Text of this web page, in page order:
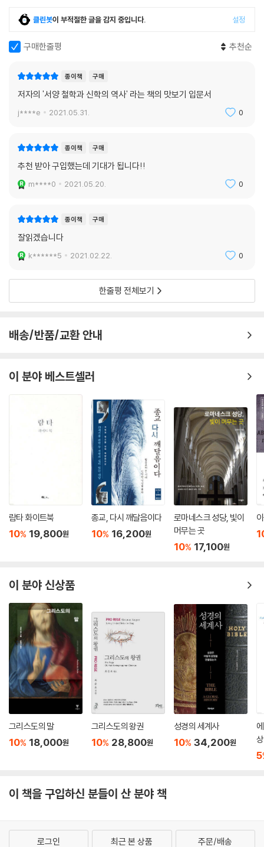
다. 이런 점에서 이 책을 적극 추천한다.
- 번 포이트리스 (웨스트민스터 신학교 신약학·성경해석학 교수)
이 책에서 존 프레임은 온전히 성경에 토대를 둔 세계관에 입각해서 일곱
도인들이 그리스도의 마음을 좇아 철학적 사유에 참여할 수 있게 도와준
다. 짧고 대중적이며 읽기 쉬운 방식으로 쓰인 이 책에서, 프레임은 그리스
지혜의 시초이며 모든 사유의 토대임을 보여주는 대답들을 제시한다. 지금
에게 이 책을 적극 추천한다.
- 스티븐 J. 벨럼 (서던 뱁티스트 신학교 기독교신학 교수)
클린봇이 부적절한 글을 감지 중입니다. 설정
구매한줄평 추천순
종이책 구매
저자의 '서양 철학과 신학의 역사' 라는 책의 맛보기 입문서
j****e 2021.05.31. 0
종이책 구매
추천 받아 구입했는데 기대가 됩니다!!
m****0 2021.05.20. 0
종이책 구매
잘읽겠습니다
k******5 2021.02.22. 0
한줄평 전체보기
배송/반품/교환 안내
이 분야 베스트셀러
람타 화이트북
10% 19,800원
종교, 다시 깨달음이다
10% 16,200원
로마네스크 성당, 빛이
머무는 곳
10% 17,100원
이 분야 신상품
그리스도의 말
10% 18,000원
그리스도의 왕권
10% 28,800원
성경의 세계사
10% 34,200원
상
5
이 책을 구입하신 분들이 산 분야 책
로그인 최근 본 상품 주문/배송